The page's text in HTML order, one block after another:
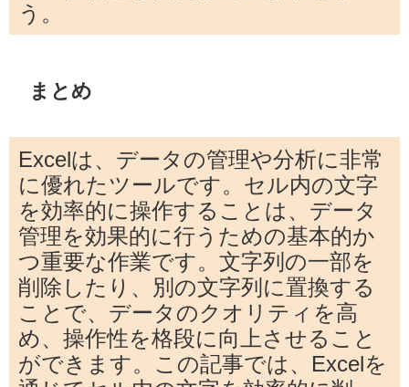
う。
まとめ
Excelは、データの管理や分析に非常
に優れたツールです。セル内の文字
を効率的に操作することは、データ
管理を効果的に行うための基本的か
つ重要な作業です。文字列の一部を
削除したり、別の文字列に置換する
ことで、データのクオリティを高
め、操作性を格段に向上させること
ができます。この記事では、Excelを